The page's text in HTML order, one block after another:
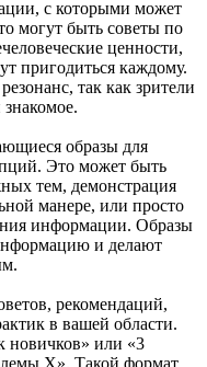
с которыми может
могут быть советы по
ценности,
пригодиться каждому.
так как зрители
образы для
Это может быть
тем, демонстрация
манере, или просто
информации. Образы
и делают
рекомендаций,
в вашей области.
новичков» или «3